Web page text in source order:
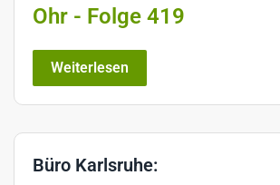
Ohr - Folge 419
Weiterlesen
Büro Karlsruhe: